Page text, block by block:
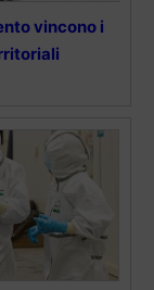
vincono i